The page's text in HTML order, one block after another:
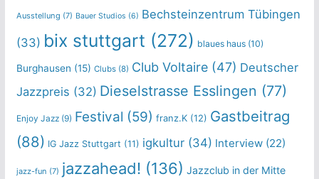
Ausstellung (7) Bauer Studios (6) Bechsteinzentrum Tübingen
(33) bix stuttgart (272) blaues haus(10)
Burghausen (15) Clubs(8) Club Voltaire(47) Deutscher
Jazzpreis (32) Dieselstrasse Esslingen (77)
Enjoy Jazz(9) Festival (59) franz.K(12) Gastbeitrag
(88) IG Jazz Stuttgart (11) igkultur(34) Interview(22)
jazz-fun (7) jazzahead! (136) Jazzclub in der Mitte